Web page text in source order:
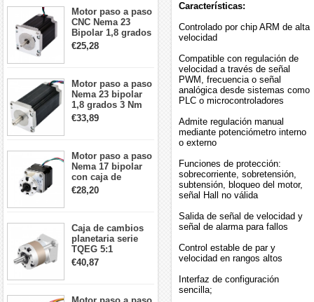
Motor paso a paso
CNC Nema 23
Bipolar 1,8 grados
1,9 Nm 3A 3,36 V
57x57x76mm 4
€25,28
Motor paso a paso
Nema 23 bipolar
1,8 grados 3 Nm
4,2A 57x57x114mm
motor paso a paso
€33,89
Motor paso a paso
Nema 17 bipolar
con caja de
cambios planetaria
5:1 longitud 33mm
Robot CNC DIY
€28,20
Caja de cambios
planetaria serie
TQEG 5:1
contragolpe 15
arcmin para motor
€40,87
Características:
Controlado por chip ARM de alta
velocidad
Compatible con regulación de
velocidad a través de señal
PWM, frecuencia o señal
analógica desde sistemas como
PLC o microcontroladores
Admite regulación manual
mediante potenciómetro interno
o externo
Funciones de protección:
sobrecorriente, sobretensión,
subtensión, bloqueo del motor,
señal Hall no válida
Salida de señal de velocidad y
señal de alarma para fallos
Control estable de par y
velocidad en rangos altos
Interfaz de configuración
sencilla;